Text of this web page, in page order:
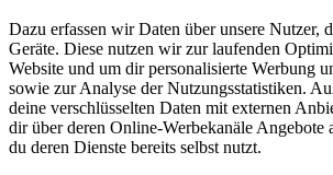
Dazu erfassen wir Daten über unsere Nutzer,
Geräte. Diese nutzen wir zur laufenden
Website und um dir personalisierte Werbung
sowie zur Analyse der Nutzungsstatistiken.
deine verschlüsselten Daten mit externen
dir über deren Online-Werbekanäle Angebote
du deren Dienste bereits selbst nutzt.